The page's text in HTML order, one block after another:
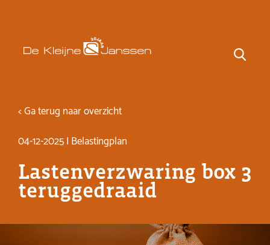
< Ga terug naar overzicht
04-12-2025 | Belastingplan
Lastenverzwaring box 3
teruggedraaid